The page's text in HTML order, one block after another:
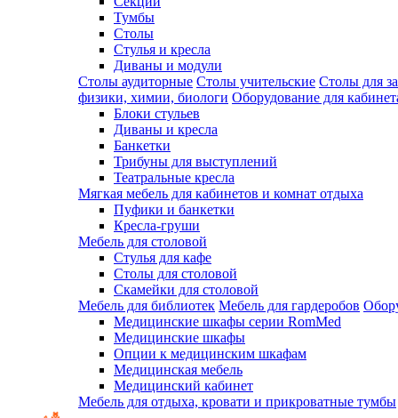
Тумбы
Столы
Стулья и кресла
Диваны и модули
Столы аудиторные Столы учительские Столы для
физики, химии, биологи Оборудование для
Блоки стульев
Диваны и кресла
Банкетки
Трибуны для выступлений
Театральные кресла
Мягкая мебель для кабинетов и комнат отдыха
Пуфики и банкетки
Кресла-груши
Мебель для столовой
Cтулья для кафе
Cтолы для столовой
Скамейки для столовой
Мебель для библиотек Мебель для гардеробов
Медицинские шкафы серии RomMed
Медицинские шкафы
Опции к медицинским шкафам
Медицинская мебель
Медицинский кабинет
Мебель для отдыха, кровати и прикроватные тумбы